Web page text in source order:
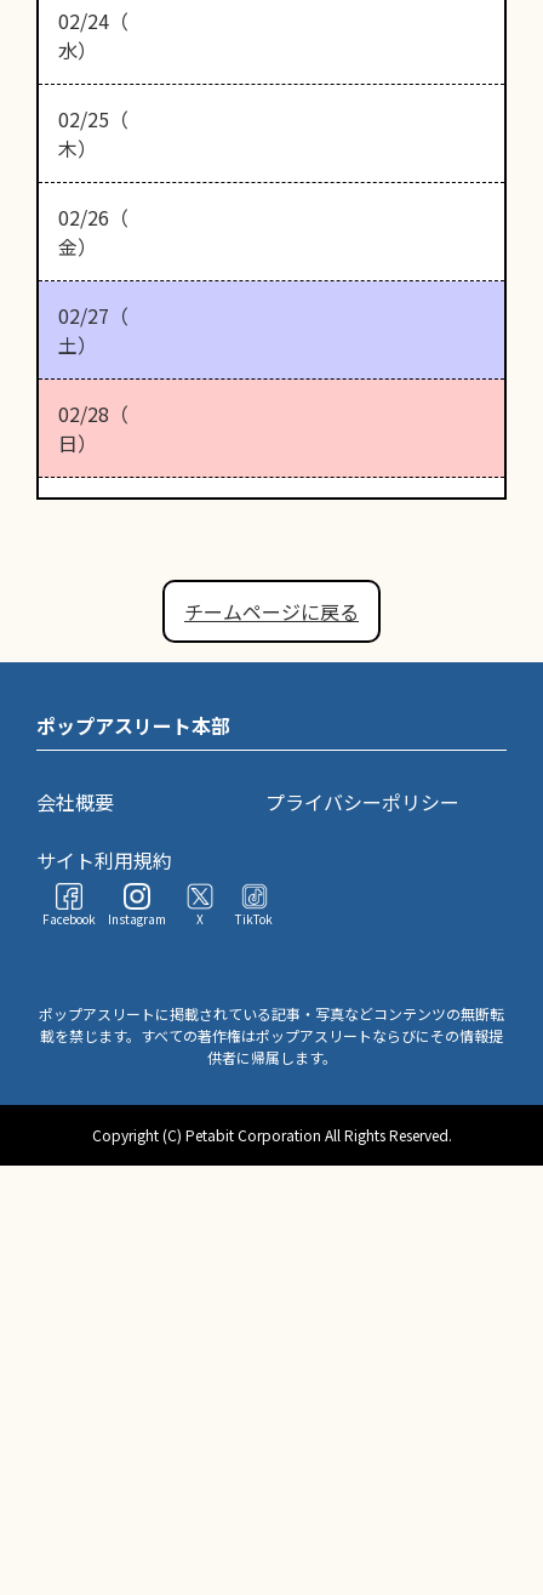
02/24（
水）
02/25（
木）
02/26（
金）
02/27（
土）
02/28（
日）
チームページに戻る
ポップアスリート本部
会社概要
プライバシーポリシー
サイト利用規約
Facebook Instagram X TikTok
ポップアスリートに掲載されている記事・写真などコンテンツの無断転
載を禁じます。すべての著作権はポップアスリートならびにその情報提
供者に帰属します。
Copyright (C) Petabit Corporation All Rights Reserved.